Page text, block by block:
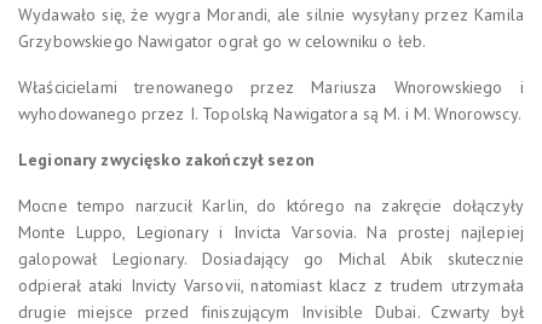
Wydawało się, że wygra Morandi, ale silnie wysyłany przez Kamila
Grzybowskiego Nawigator ograł go w celowniku o łeb.
Właścicielami trenowanego przez Mariusza Wnorowskiego i
wyhodowanego przez I. Topolską Nawigatora są M. i M. Wnorowscy.
Legionary zwycięsko zakończył sezon
Mocne tempo narzucił Karlin, do którego na zakręcie dołączyły
Monte Luppo, Legionary i Invicta Varsovia. Na prostej najlepiej
galopował Legionary. Dosiadający go Michal Abik skutecznie
odpierał ataki Invicty Varsovii, natomiast klacz z trudem utrzymała
drugie miejsce przed finiszującym Invisible Dubai. Czwarty był